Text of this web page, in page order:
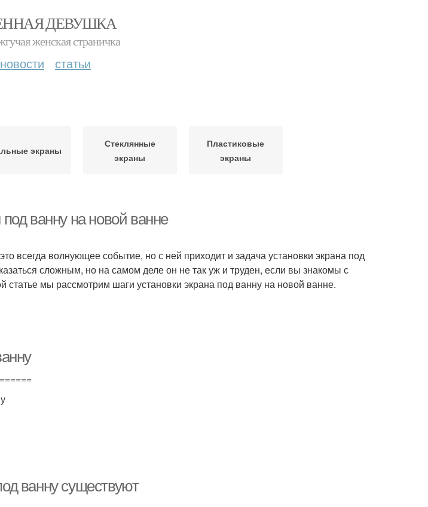
ДЕВУШКА
женская страничка
новости статьи
экраны
Стеклянные
экраны
Пластиковые
экраны
под ванну на новой ванне
всегда волнующее событие, но с ней приходит и задача установки экрана под
сложным, но на самом деле он не так уж и труден, если вы знакомы с
мы рассмотрим шаги установки экрана под ванну на новой ванне.
ванну существуют